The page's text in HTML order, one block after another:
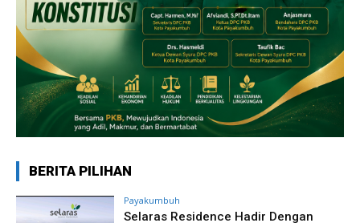
BERITA PILIHAN
Payakumbuh
Selaras Residence Hadir Dengan